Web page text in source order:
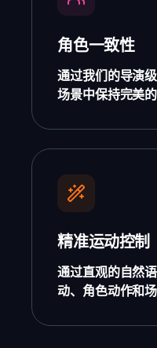
角色一致性
通过我们的导演
场景中保持完美的
精准运动控制
通过直观的自然
动、角色动作和场